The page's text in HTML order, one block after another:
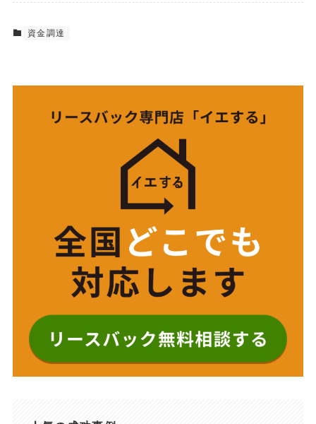
資金調達